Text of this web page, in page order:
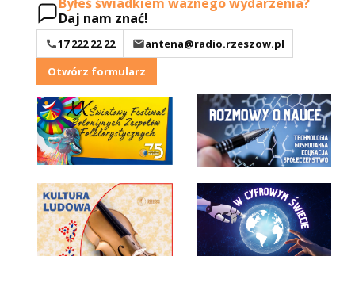
Daj nam znać!
17 222 22 22
antena@radio.rzeszow.pl
Otwórz formularz